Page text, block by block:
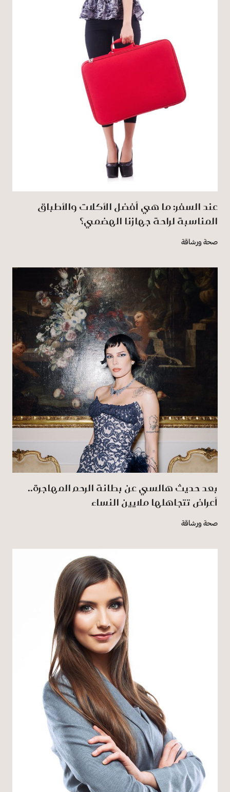
عند السفر: ما هي أفضل الأكلات والأطباق
المناسبة لراحة جهازنا الهضمي؟
صحة ورشاقة
بعد حديث هالسي عن بطانة الرحم المهاجرة..
أعراض تتجاهلها ملايين النساء
صحة ورشاقة